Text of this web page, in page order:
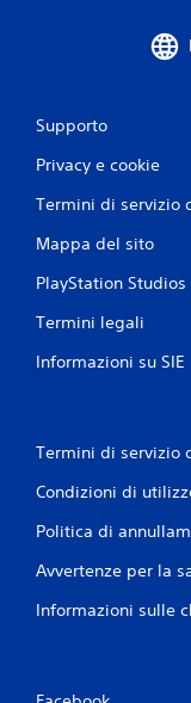
Supporto
Privacy e cookie
Termini di servizio
Mappa del sito
PlayStation Studios
Termini legali
Informazioni su SIE
Termini di servizio
Condizioni di
Politica di
Avvertenze per la
Informazioni sulle